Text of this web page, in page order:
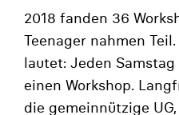
2018 fanden 36
Teenager nahmen
lautet: Jeden
einen Workshop.
die gemeinnützige